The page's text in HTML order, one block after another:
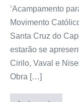
‘Acampamento
Movimento
Santa Cruz do
estarão se
Cirilo, Vaval e
Obra […]